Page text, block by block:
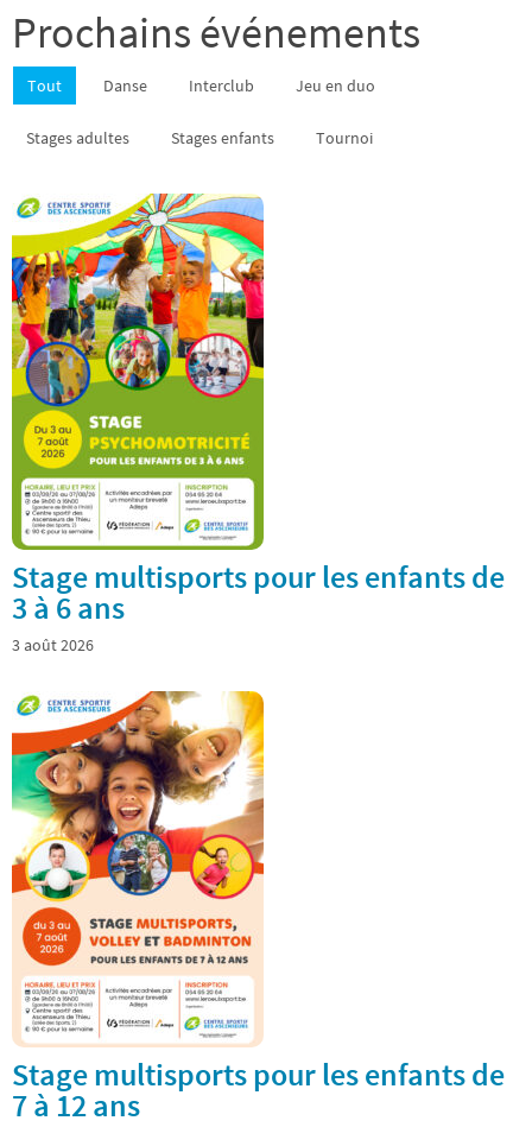
Prochains événements
Tout Danse Interclub Jeu en duo
Stages adultes Stages enfants Tournoi
Stage multisports pour les enfants de
3 à 6 ans
3 août 2026
Stage multisports pour les enfants de
7 à 12 ans